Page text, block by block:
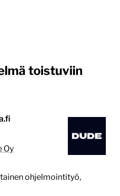
toistuviin
Oy
ohjelmointityö,